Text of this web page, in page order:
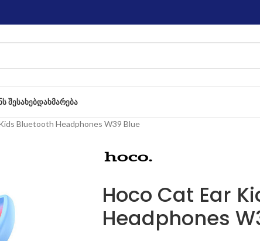
ᲨᲔᲡᲐᲮᲔᲑᲓᲐᲮᲛᲐᲠᲔᲑᲐ
Bluetooth Headphones W39 Blue
Hoco Cat Ear
Headphones